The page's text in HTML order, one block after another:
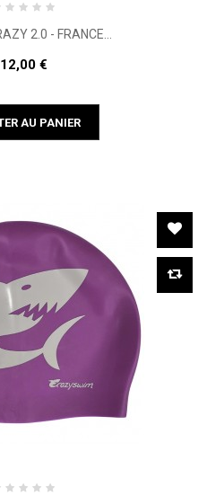
2.0 - FRANCE...
12,00 €
AU PANIER